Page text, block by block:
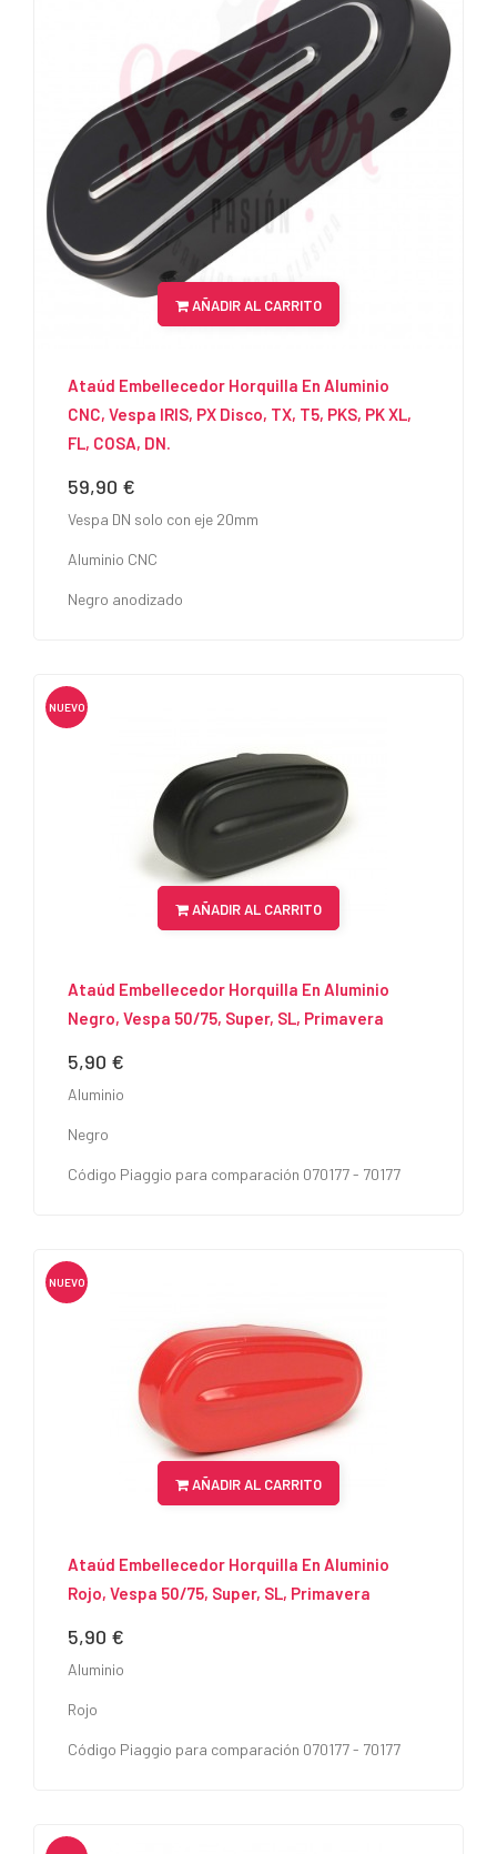
AÑADIR AL CARRITO
Ataúd Embellecedor Horquilla En Aluminio
CNC, Vespa IRIS, PX Disco, TX, T5, PKS, PK XL,
FL, COSA, DN.
Precio
59,90 €
Vespa DN solo con eje 20mm
Aluminio CNC
Negro anodizado
NUEVO
AÑADIR AL CARRITO
Ataúd Embellecedor Horquilla En Aluminio
Negro, Vespa 50/75, Super, SL, Primavera
Precio
5,90 €
Aluminio
Negro
Código Piaggio para comparación 070177 - 70177
NUEVO
AÑADIR AL CARRITO
Ataúd Embellecedor Horquilla En Aluminio
Rojo, Vespa 50/75, Super, SL, Primavera
Precio
5,90 €
Aluminio
Rojo
Código Piaggio para comparación 070177 - 70177